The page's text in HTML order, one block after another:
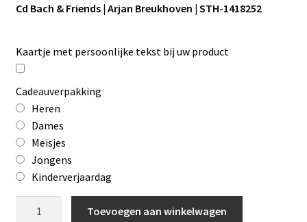
Cd Bach & Friends | Arjan Breukhoven | STH-1418252
Kaartje met persoonlijke tekst bij uw product
Cadeauverpakking
Heren
Dames
Meisjes
Jongens
Kinderverjaardag
Toevoegen aan winkelwagen